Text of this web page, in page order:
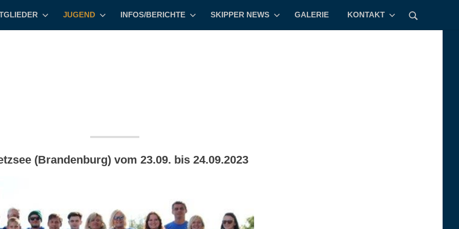
JUGEND INFOS/BERICHTE SKIPPER NEWS GALERIE KONTAKT
(Brandenburg) vom 23.09. bis 24.09.2023